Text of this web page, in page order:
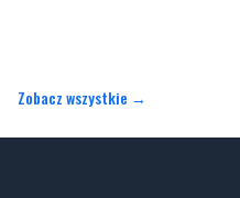
Zobacz wszystkie →